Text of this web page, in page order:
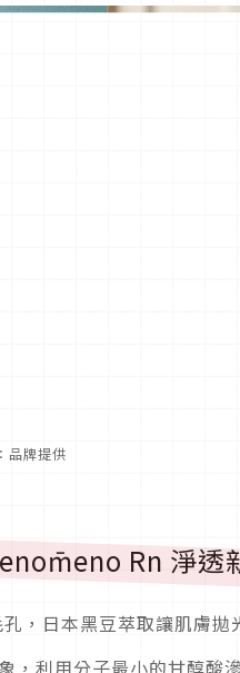
品牌提供
Rn 淨透
，日本黑豆萃取讓肌膚拋
利用分子最小的甘醇酸